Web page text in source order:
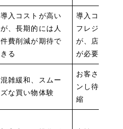
導入コストが高い
が、長期的には人
件費削減が期待で
きる
導入コスト
フレジより
が、店員の
が必要
混雑緩和、スムー
ズな買い物体験
お客さまが
ンし待ち時
縮